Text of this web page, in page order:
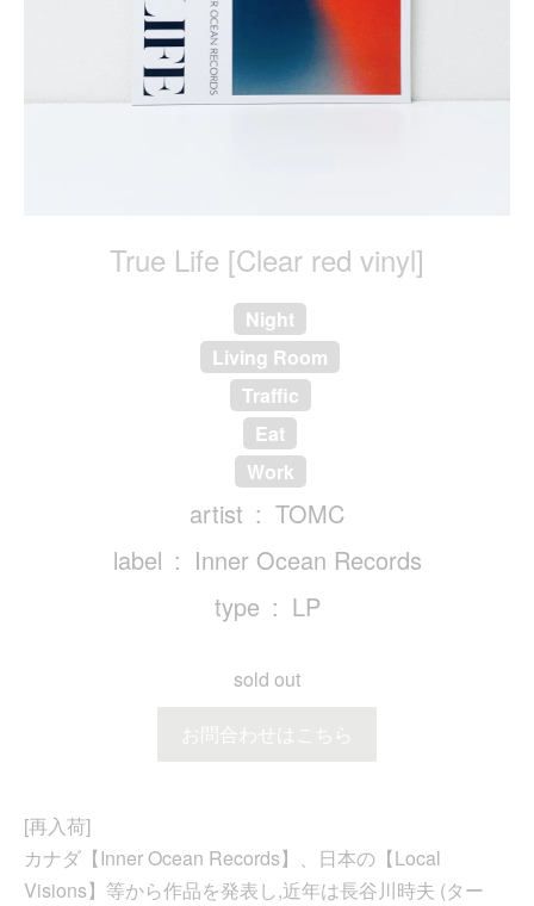
True Life [Clear red vinyl]
Night
Living Room
Traffic
Eat
Work
artist
TOMC
label
Inner Ocean Records
type
LP
sold out
お問合わせはこちら
[再入荷]
カナダ【Inner Ocean Records】、日本の【Local
Visions】等から作品を発表し,近年は長谷川時夫 (ター